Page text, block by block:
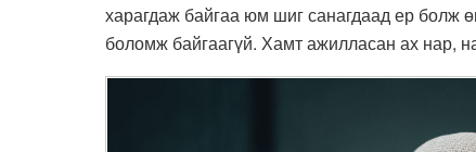
харагдаж байгаа юм шиг санагдаад ер болж
боломж байгаагүй. Хамт ажилласан ах нар,